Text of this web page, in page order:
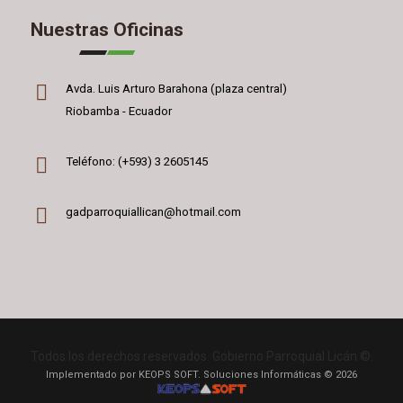
Nuestras Oficinas
Avda. Luis Arturo Barahona (plaza central)
Riobamba - Ecuador
Teléfono: (+593) 3 2605145
gadparroquiallican@hotmail.com
Implementado por KEOPS SOFT. Soluciones Informáticas © 2026